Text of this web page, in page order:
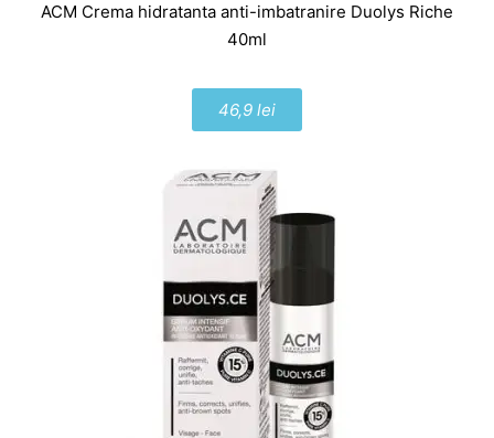
ACM Crema hidratanta anti-imbatranire Duolys Riche
40ml
46,9 lei